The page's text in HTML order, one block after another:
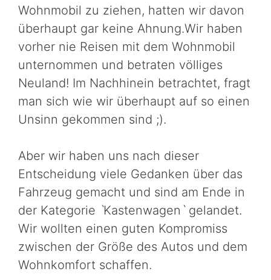
Wohnmobil zu ziehen, hatten wir davon
überhaupt gar keine Ahnung.Wir haben
vorher nie Reisen mit dem Wohnmobil
unternommen und betraten völliges
Neuland! Im Nachhinein betrachtet, fragt
man sich wie wir überhaupt auf so einen
Unsinn gekommen sind ;).
Aber wir haben uns nach dieser
Entscheidung viele Gedanken über das
Fahrzeug gemacht und sind am Ende in
der Kategorie ˋKastenwagenˋ gelandet.
Wir wollten einen guten Kompromiss
zwischen der Größe des Autos und dem
Wohnkomfort schaffen.